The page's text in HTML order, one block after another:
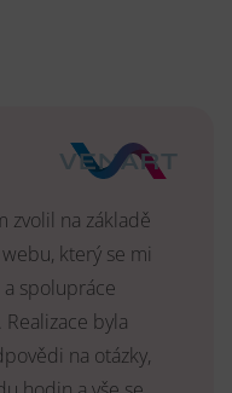
zvolil na základě
který se mi
spolupráce
byla
na otázky,